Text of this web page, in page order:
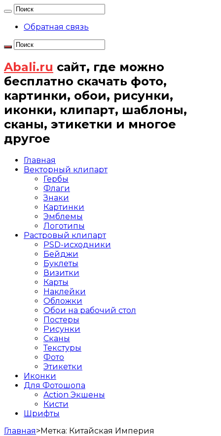
Обратная связь
Abali.ru сайт, где можно
бесплатно скачать фото,
картинки, обои, рисунки,
иконки, клипарт, шаблоны,
сканы, этикетки и многое
другое
Главная
Векторный клипарт
Гербы
Флаги
Знаки
Картинки
Эмблемы
Логотипы
Растровый клипарт
PSD-исходники
Бейджи
Буклеты
Визитки
Карты
Наклейки
Обложки
Обои на рабочий стол
Постеры
Рисунки
Сканы
Текстуры
Фото
Этикетки
Иконки
Для Фотошопа
Action Экшены
Кисти
Шрифты
Главная>Метка: Китайская Империя